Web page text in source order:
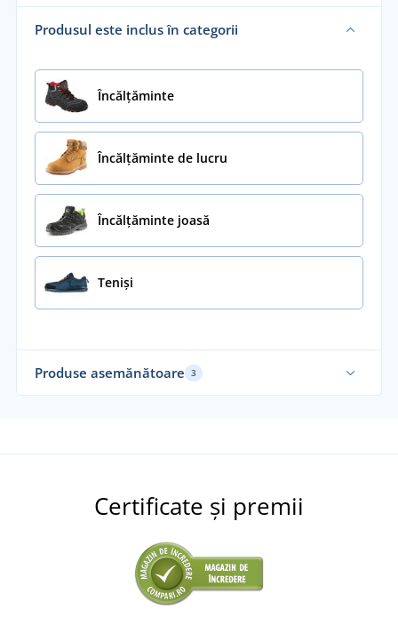
Produsul este inclus în categorii
Încălţăminte
Încălțăminte de lucru
Încălțăminte joasă
Teniși
Produse asemănătoare 3
Certificate și premii